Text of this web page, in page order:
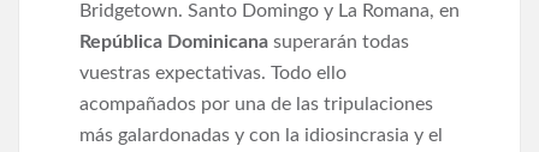
Bridgetown. Santo Domingo y La Romana, en
República Dominicana superarán todas
vuestras expectativas. Todo ello
acompañados por una de las tripulaciones
más galardonadas y con la idiosincrasia y el